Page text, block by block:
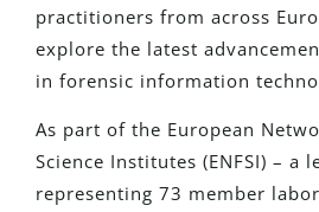
practitioners from across
explore the latest
in forensic information
As part of the European
Science Institutes (ENFSI) – a
representing 73 member